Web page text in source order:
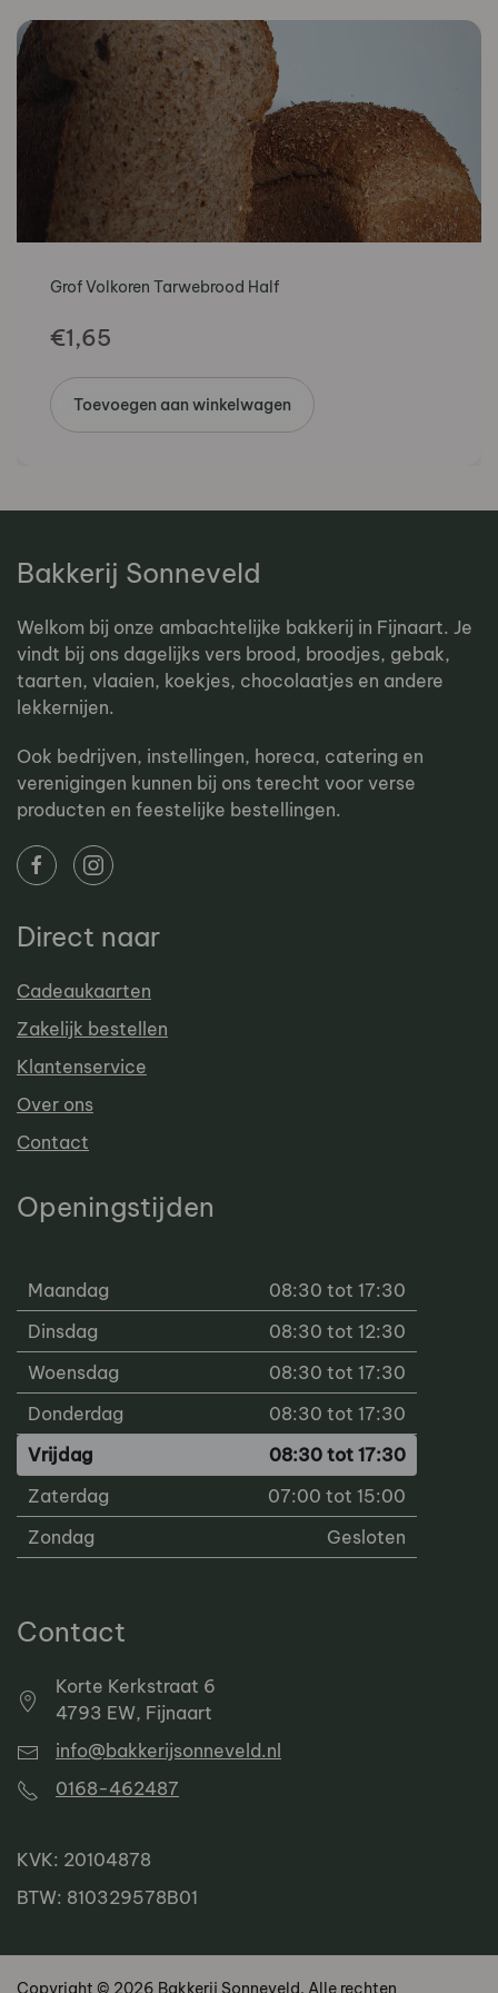
Grof Volkoren Tarwebrood Half
€1,65
Toevoegen aan winkelwagen
Bakkerij Sonneveld
Welkom bij onze ambachtelijke bakkerij in Fijnaart. Je
vindt bij ons dagelijks vers brood, broodjes, gebak,
taarten, vlaaien, koekjes, chocolaatjes en andere
lekkernijen.
Ook bedrijven, instellingen, horeca, catering en
verenigingen kunnen bij ons terecht voor verse
producten en feestelijke bestellingen.
Direct naar
Cadeaukaarten
Zakelijk bestellen
Klantenservice
Over ons
Contact
Openingstijden
Maandag
08:30 tot 17:30
Dinsdag
08:30 tot 12:30
Woensdag
08:30 tot 17:30
Donderdag
08:30 tot 17:30
Vrijdag
08:30 tot 17:30
Zaterdag
07:00 tot 15:00
Zondag
Gesloten
Contact
Korte Kerkstraat 6
4793 EW, Fijnaart
info@bakkerijsonneveld.nl
0168-462487
KVK: 20104878
BTW: 810329578B01
Copyright © 2026 Bakkerij Sonneveld. Alle rechten